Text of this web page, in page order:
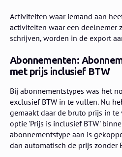
Activiteiten waar iemand aan
activiteiten waar een deelnemer
schrijven, worden in de export
Abonnementen:
met prijs inclusief BTW
Bij abonnementstypes was het
exclusief BTW in te vullen. Nu
gemaakt daar de bruto prijs in te
optie 'Prijs is inclusief BTW'
abonnementstype aan is
dan automatisch de prijs zonder